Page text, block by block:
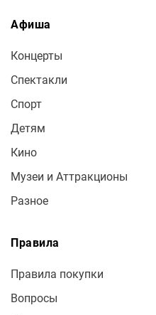
Афиша
Концерты
Спектакли
Спорт
Детям
Кино
Музеи и Аттракционы
Разное
Правила
Правила покупки
Вопросы